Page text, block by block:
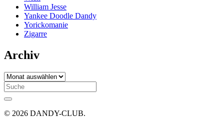
William Jesse
Yankee Doodle Dandy
Yorickomanie
Zigarre
Archiv
Archiv
Search
for:
© 2026 DANDY-CLUB.